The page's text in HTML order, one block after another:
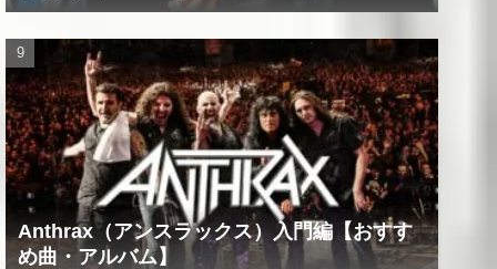
Anthrax（アンスラックス）入門編【おすす
め曲・アルバム】